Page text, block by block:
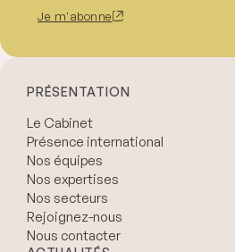
Je m'abonne
PRÉSENTATION
Le Cabinet
Présence international
Nos équipes
Nos expertises
Nos secteurs
Rejoignez-nous
Nous contacter